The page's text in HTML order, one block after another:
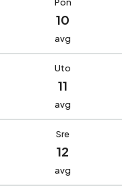
Pon
10
avg
Uto
11
avg
Sre
12
avg